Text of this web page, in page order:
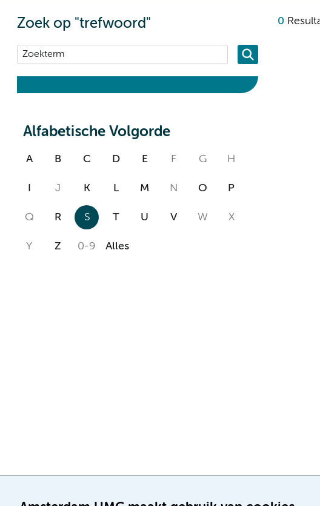
Zoek op "trefwoord"
Alfabetische Volgorde
A B C D E F G H
J K L M N O P
Q R S T U V W X
Y Z 0-9 Alles
0